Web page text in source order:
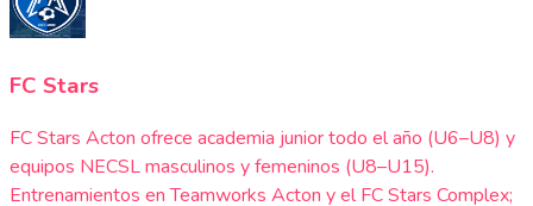
FC Stars
FC Stars Acton ofrece academia junior todo el año (U6–U8) y
equipos NECSL masculinos y femeninos (U8–U15).
Entrenamientos en Teamworks Acton y el FC Stars Complex;